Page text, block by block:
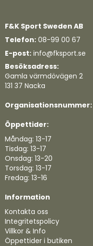
F&K Sport Sweden AB
Telefon: 08-99 00 67
E-post: info@fksport.se
Besöksadress:
Gamla värmdövägen 2
131 37 Nacka
Organisationsnummer:
Öppettider:
Måndag: 13-17
Tisdag: 13-17
Onsdag: 13-20
Torsdag: 13-17
Fredag: 13-16
Information
Kontakta oss
Integritetspolicy
Villkor & Info
Öppettider i butiken